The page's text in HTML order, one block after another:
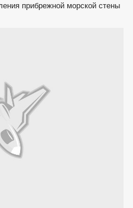
прибрежной морской стены